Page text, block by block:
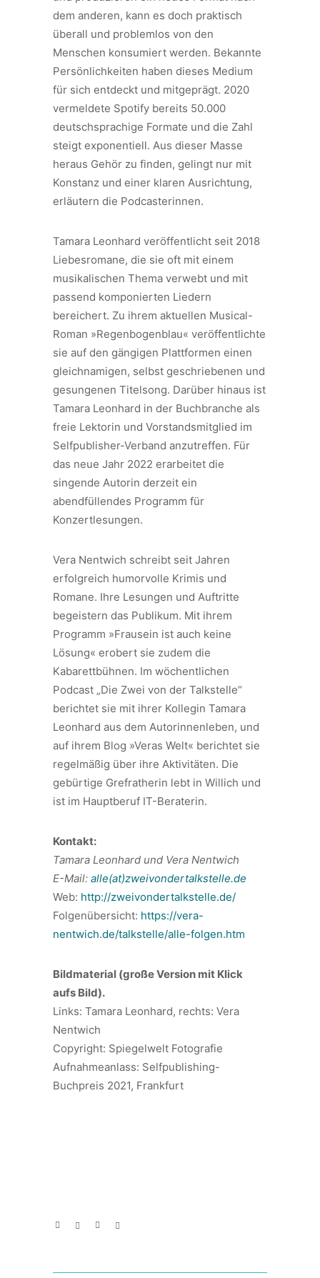
dem anderen, kann es doch praktisch
überall und problemlos von den
Menschen konsumiert werden. Bekannte
Persönlichkeiten haben dieses Medium
für sich entdeckt und mitgeprägt. 2020
vermeldete Spotify bereits 50.000
deutschsprachige Formate und die Zahl
steigt exponentiell. Aus dieser Masse
heraus Gehör zu finden, gelingt nur mit
Konstanz und einer klaren Ausrichtung,
erläutern die Podcasterinnen.
Tamara Leonhard veröffentlicht seit 2018
Liebesromane, die sie oft mit einem
musikalischen Thema verwebt und mit
passend komponierten Liedern
bereichert. Zu ihrem aktuellen Musical-
Roman »Regenbogenblau« veröffentlichte
sie auf den gängigen Plattformen einen
gleichnamigen, selbst geschriebenen und
gesungenen Titelsong. Darüber hinaus ist
Tamara Leonhard in der Buchbranche als
freie Lektorin und Vorstandsmitglied im
Selfpublisher-Verband anzutreffen. Für
das neue Jahr 2022 erarbeitet die
singende Autorin derzeit ein
abendfüllendes Programm für
Konzertlesungen.
Vera Nentwich schreibt seit Jahren
erfolgreich humorvolle Krimis und
Romane. Ihre Lesungen und Auftritte
begeistern das Publikum. Mit ihrem
Programm »Frausein ist auch keine
Lösung« erobert sie zudem die
Kabarettbühnen. Im wöchentlichen
Podcast „Die Zwei von der Talkstelle“
berichtet sie mit ihrer Kollegin Tamara
Leonhard aus dem Autorinnenleben, und
auf ihrem Blog »Veras Welt« berichtet sie
regelmäßig über ihre Aktivitäten. Die
gebürtige Grefratherin lebt in Willich und
ist im Hauptberuf IT-Beraterin.
Kontakt:
Tamara Leonhard und Vera Nentwich
E-Mail: alle(at)zweivondertalkstelle.de
Web: http://zweivondertalkstelle.de/
Folgenübersicht: https://vera-
nentwich.de/talkstelle/alle-folgen.htm
Bildmaterial (große Version mit Klick
aufs Bild).
Links: Tamara Leonhard, rechts: Vera
Nentwich
Copyright: Spiegelwelt Fotografie
Aufnahmeanlass: Selfpublishing-
Buchpreis 2021, Frankfurt